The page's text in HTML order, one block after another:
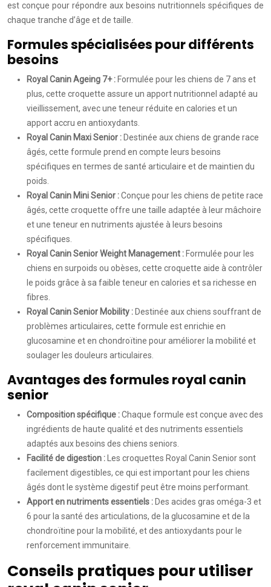
est conçue pour répondre aux besoins nutritionnels spécifiques de
chaque tranche d’âge et de taille.
Formules spécialisées pour différents
besoins
Royal Canin Ageing 7+ : Formulée pour les chiens de 7 ans et
plus, cette croquette assure un apport nutritionnel adapté au
vieillissement, avec une teneur réduite en calories et un
apport accru en antioxydants.
Royal Canin Maxi Senior : Destinée aux chiens de grande race
âgés, cette formule prend en compte leurs besoins
spécifiques en termes de santé articulaire et de maintien du
poids.
Royal Canin Mini Senior :Conçue pour les chiens de petite race
âgés, cette croquette offre une taille adaptée à leur mâchoire
et une teneur en nutriments ajustée à leurs besoins
spécifiques.
Royal Canin Senior Weight Management : Formulée pour les
chiens en surpoids ou obèses, cette croquette aide à contrôler
le poids grâce à sa faible teneur en calories et sa richesse en
fibres.
Royal Canin Senior Mobility : Destinée aux chiens souffrant de
problèmes articulaires, cette formule est enrichie en
glucosamine et en chondroïtine pour améliorer la mobilité et
soulager les douleurs articulaires.
Avantages des formules royal canin
senior
Composition spécifique :Chaque formule est conçue avec des
ingrédients de haute qualité et des nutriments essentiels
adaptés aux besoins des chiens seniors.
Facilité de digestion :
Les croquettes Royal Canin Senior sont
facilement digestibles, ce qui est important pour les chiens
âgés dont le système digestif peut être moins performant.
Apport en nutriments essentiels : Des acides gras oméga-3 et
6 pour la santé des articulations, de la glucosamine et de la
chondroïtine pour la mobilité, et des antioxydants pour le
renforcement immunitaire.
Conseils pratiques pour utiliser